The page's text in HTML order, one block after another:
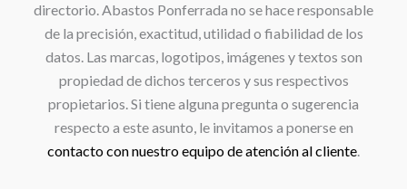
directorio. Abastos Ponferrada no se hace responsable
de la precisión, exactitud, utilidad o fiabilidad de los
datos. Las marcas, logotipos, imágenes y textos son
propiedad de dichos terceros y sus respectivos
propietarios. Si tiene alguna pregunta o sugerencia
respecto a este asunto, le invitamos a ponerse en
contacto con nuestro equipo de atención al cliente.